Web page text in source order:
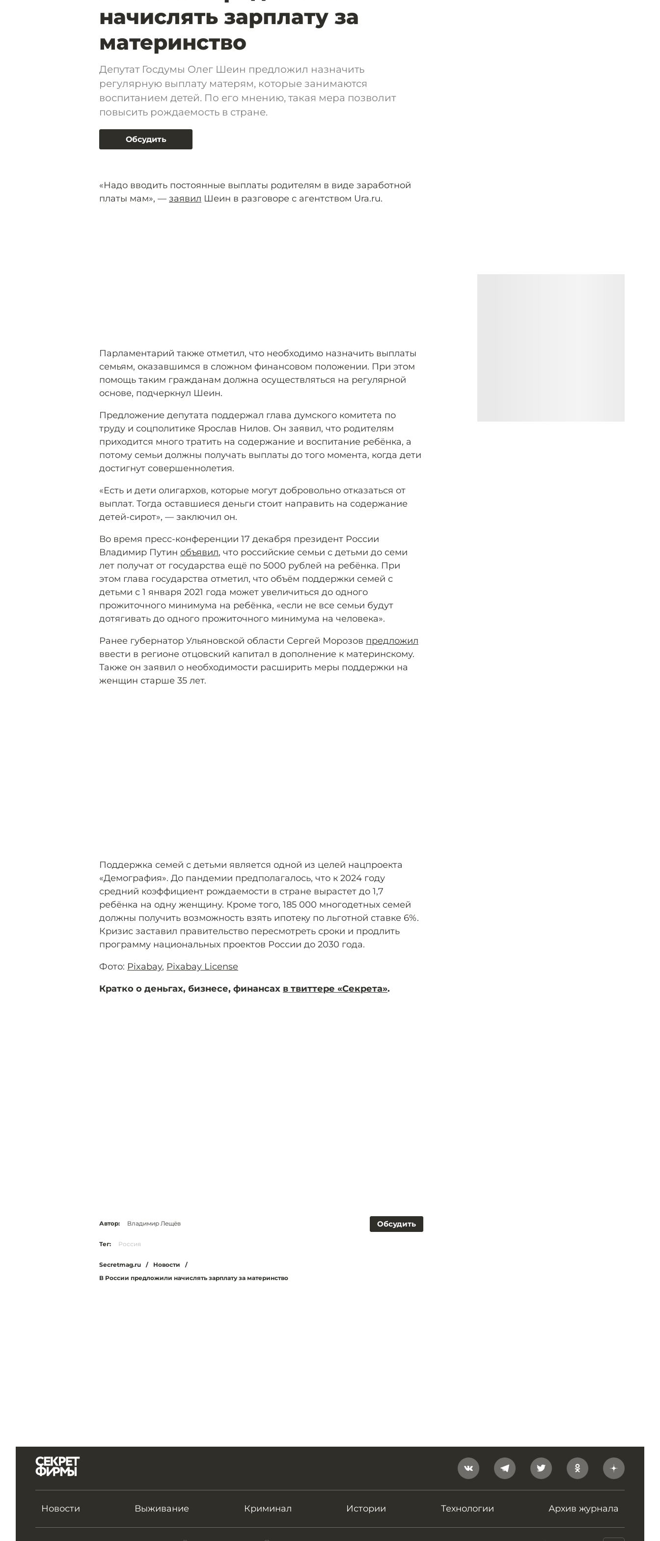
начислять зарплату за
материнство
Депутат Госдумы Олег Шеин предложил назначить
регулярную выплату матерям, которые занимаются
воспитанием детей. По его мнению, такая мера позволит
повысить рождаемость в стране.
Обсудить
«Надо вводить постоянные выплаты родителям в виде заработной
платы мам», — заявил Шеин в разговоре с агентством Ura.ru.
Парламентарий также отметил, что необходимо назначить выплаты
семьям, оказавшимся в сложном финансовом положении. При этом
помощь таким гражданам должна осуществляться на регулярной
основе, подчеркнул Шеин.
Предложение депутата поддержал глава думского комитета по
труду и соцполитике Ярослав Нилов. Он заявил, что родителям
приходится много тратить на содержание и воспитание ребёнка, а
потому семьи должны получать выплаты до того момента, когда дети
достигнут совершеннолетия.
«Есть и дети олигархов, которые могут добровольно отказаться от
выплат. Тогда оставшиеся деньги стоит направить на содержание
детей-сирот», — заключил он.
Во время пресс-конференции 17 декабря президент России
Владимир Путин объявил, что российские семьи с детьми до семи
лет получат от государства ещё по 5000 рублей на ребёнка. При
этом глава государства отметил, что объём поддержки семей с
детьми с 1 января 2021 года может увеличиться до одного
прожиточного минимума на ребёнка, «если не все семьи будут
дотягивать до одного прожиточного минимума на человека».
Ранее губернатор Ульяновской области Сергей Морозов предложил
ввести в регионе отцовский капитал в дополнение к материнскому.
Также он заявил о необходимости расширить меры поддержки на
женщин старше 35 лет.
Поддержка семей с детьми является одной из целей нацпроекта
«Демография». До пандемии предполагалось, что к 2024 году
средний коэффициент рождаемости в стране вырастет до 1,7
ребёнка на одну женщину. Кроме того, 185 000 многодетных семей
должны получить возможность взять ипотеку по льготной ставке 6%.
Кризис заставил правительство пересмотреть сроки и продлить
программу национальных проектов России до 2030 года.
Фото: Pixabay, Pixabay License
Кратко о деньгах, бизнесе, финансах в твиттере «Секрета».
Обсудить
Автор: Владимир Лещёв
Тег: Россия
Secretmag.ru / Новости
/
В России предложили начислять зарплату за материнство
Новости Выживание Криминал Истории Технологии Архив журнала